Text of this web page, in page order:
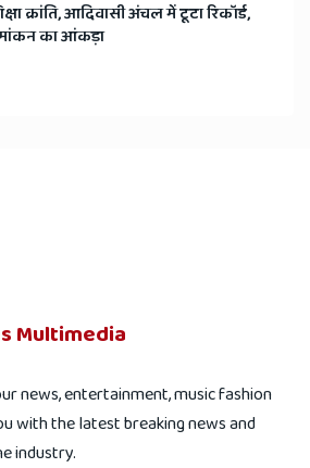
क्रांति, आदिवासी अंचल में टूटा रिकॉर्ड,
का आंकड़ा
Multimedia
news, entertainment, music fashion
with the latest breaking news and
industry.